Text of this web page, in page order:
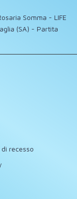
Somma - LIFE
(SA) - Partita
recesso